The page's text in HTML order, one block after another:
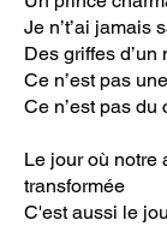
Je n’t’ai jamais
Des griffes d’un
Ce n’est pas
Ce n’est pas du
Le jour où notre
transformée
C'est aussi le